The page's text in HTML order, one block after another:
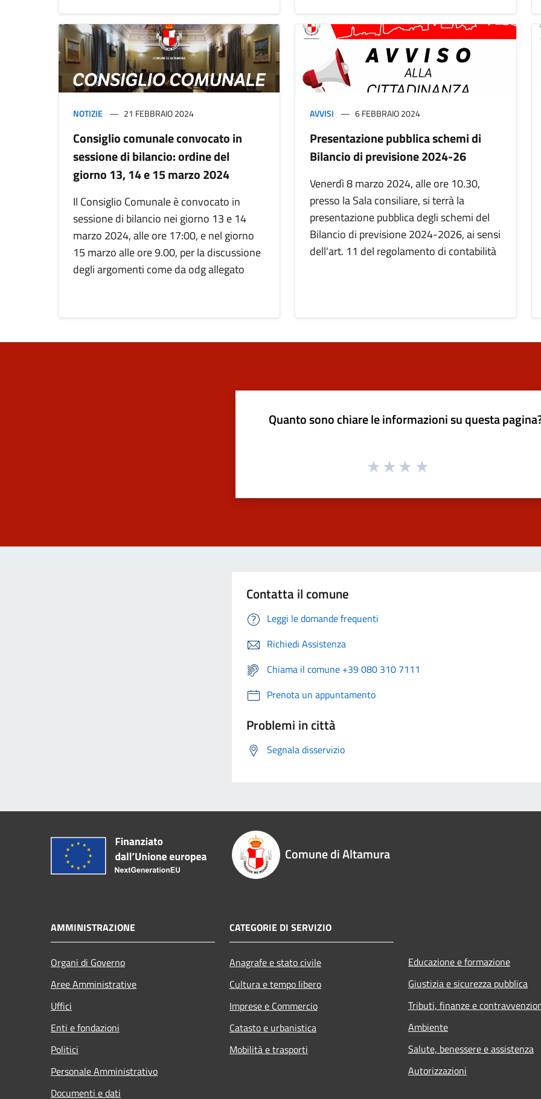
NOTIZIE 21 FEBBRAIO 2024
Consiglio comunale convocato in
sessione di bilancio: ordine del
giorno 13, 14 e 15 marzo 2024
Il Consiglio Comunale è convocato in
sessione di bilancio nei giorno 13 e 14
marzo 2024, alle ore 17:00, e nel giorno
15 marzo alle ore 9.00, per la discussione
degli argomenti come da odg allegato
AVVISI 6 FEBBRAIO 2024
Presentazione pubblica schemi di
Bilancio di previsione 2024-26
Venerdì 8 marzo 2024, alle ore 10.30,
presso la Sala consiliare, si terrà la
presentazione pubblica degli schemi del
Bilancio di previsione 2024-2026, ai sensi
dell'art. 11 del regolamento di contabilità
Quanto sono chiare le informazioni su questa
Contatta il comune
Leggi le domande frequenti
Richiedi Assistenza
Chiama il comune +39 080 310 7111
Prenota un appuntamento
Problemi in città
Segnala disservizio
Comune di Altamura
AMMINISTRAZIONE
Organi di Governo
Aree Amministrative
Uffici
Enti e fondazioni
Politici
Personale Amministrativo
Documenti e dati
CATEGORIE DI SERVIZIO
Anagrafe e stato civile
Cultura e tempo libero
Imprese e Commercio
Catasto e urbanistica
Mobilità e trasporti
Educazione e formazione
Giustizia e sicurezza pubblica
Tributi, finanze e
Ambiente
Salute, benessere e assistenza
Autorizzazioni